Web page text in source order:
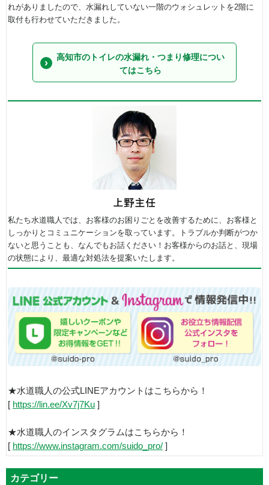
れがありましたので、水漏れしていない一階のウォシュレットを2階に
取付も行わせていただきました。
高知市のトイレの水漏れ・つまり修理につい
てはこちら
私たち水道職人では、お客様のお困りごとを改善するために、お客様と
しっかりとコミュニケーションを取っています。トラブルか判断がつか
ないと思うことも、なんでもお話ください！お客様からのお話と、現場
の状態により、最適な対処法を提案いたします。
★水道職人の公式LINEアカウントはこちらから！
[ https://lin.ee/Xv7j7Ku ]
★水道職人のインスタグラムはこちらから！
[ https://www.instagram.com/suido_pro/ ]
カテゴリー